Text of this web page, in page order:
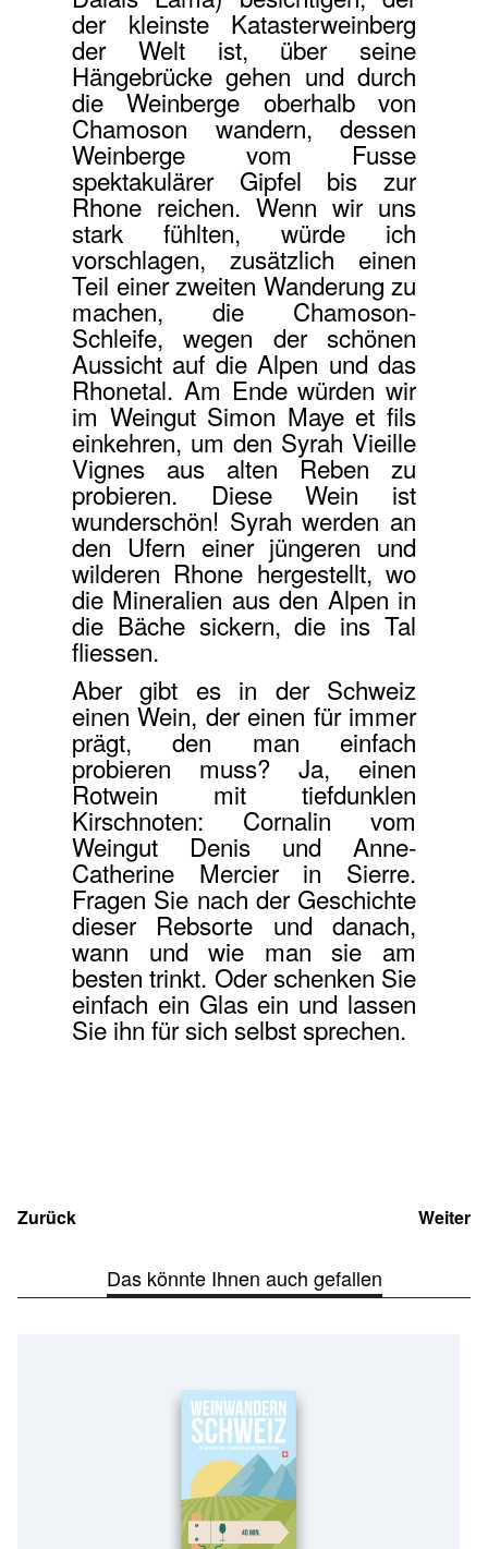
der kleinste Katasterweinberg
der Welt ist, über seine
Hängebrücke gehen und durch
die Weinberge oberhalb von
Chamoson wandern, dessen
Weinberge vom Fusse
spektakulärer Gipfel bis zur
Rhone reichen. Wenn wir uns
stark fühlten, würde ich
vorschlagen, zusätzlich einen
Teil einer zweiten Wanderung zu
machen, die Chamoson-
Schleife, wegen der schönen
Aussicht auf die Alpen und das
Rhonetal. Am Ende würden wir
im Weingut Simon Maye et fils
einkehren, um den Syrah Vieille
Vignes aus alten Reben zu
probieren. Diese Wein ist
wunderschön! Syrah werden an
den Ufern einer jüngeren und
wilderen Rhone hergestellt, wo
die Mineralien aus den Alpen in
die Bäche sickern, die ins Tal
fliessen.
Aber gibt es in der Schweiz
einen Wein, der einen für immer
prägt, den man einfach
probieren muss? Ja, einen
Rotwein mit tiefdunklen
Kirschnoten: Cornalin vom
Weingut Denis und Anne-
Catherine Mercier in Sierre.
Fragen Sie nach der Geschichte
dieser Rebsorte und danach,
wann und wie man sie am
besten trinkt. Oder schenken Sie
einfach ein Glas ein und lassen
Sie ihn für sich selbst sprechen.
Zurück Weiter
Das könnte Ihnen auch gefallen